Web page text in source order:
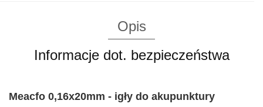
Opis
Informacje dot. bezpieczeństwa
Meacfo 0,16x20mm - igły do akupunktury